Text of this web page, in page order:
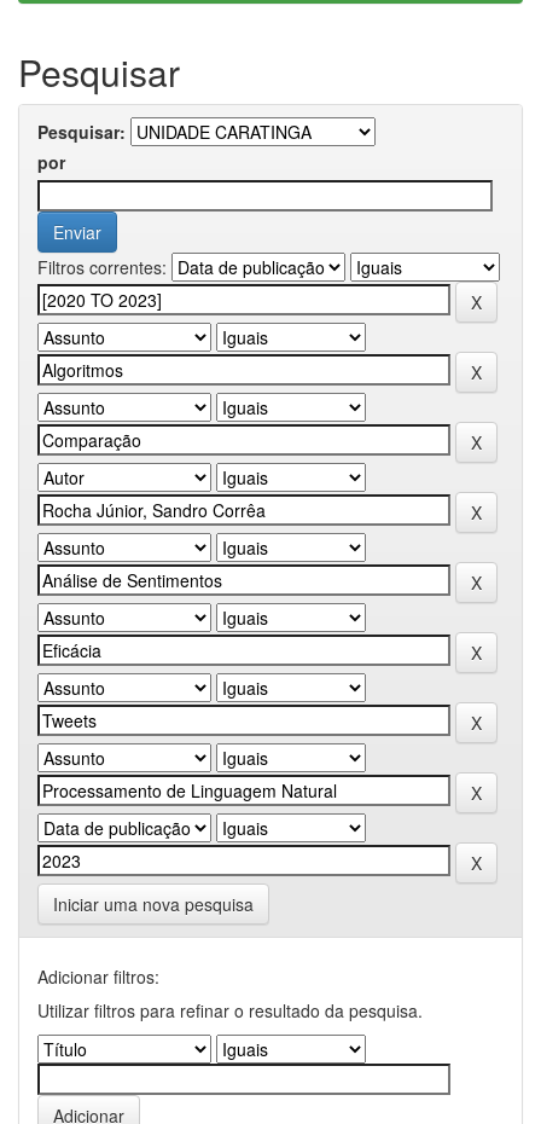
Pesquisar
Pesquisar:
por
Filtros correntes:
Iniciar uma nova pesquisa
Adicionar filtros:
Utilizar filtros para refinar o resultado da pesquisa.